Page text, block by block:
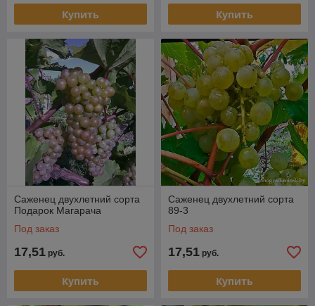
Купить Купить
Саженец двухлетний сорта
Подарок Магарача
Под заказ
17,51 руб.
Купить
Саженец двухлетний сорта
89-3
Под заказ
17,51 руб.
Купить